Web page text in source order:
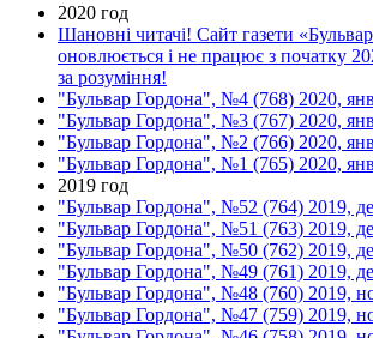
2020 год
Шановні читачі! Сайт газети
оновлюється і не працює з початку
за розуміння!
"Бульвар Гордона", №4 (768) 2020,
"Бульвар Гордона", №3 (767) 2020,
"Бульвар Гордона", №2 (766) 2020,
"Бульвар Гордона", №1 (765) 2020,
2019 год
"Бульвар Гордона", №52 (764) 2019,
"Бульвар Гордона", №51 (763) 2019,
"Бульвар Гордона", №50 (762) 2019,
"Бульвар Гордона", №49 (761) 2019,
"Бульвар Гордона", №48 (760) 2019,
"Бульвар Гордона", №47 (759) 2019,